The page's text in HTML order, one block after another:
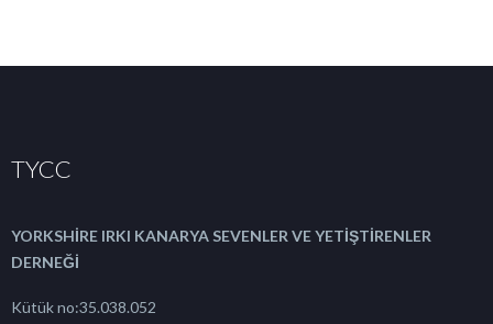
TYCC
YORKSHİRE IRKI KANARYA SEVENLER VE YETİŞTİRENLER
DERNEĞİ
Kütük no:35.038.052